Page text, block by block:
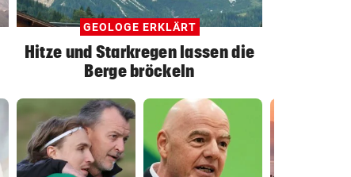
GEOLOGE ERKLÄRT
Hitze und Starkregen lassen die
Berge bröckeln